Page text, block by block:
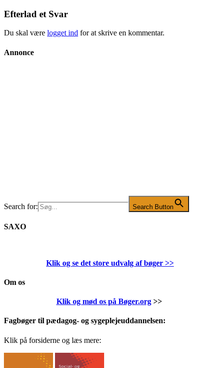
Efterlad et Svar
Du skal være logget ind for at skrive en kommentar.
Annonce
Search for: Search Button
SAXO
Klik og se det store udvalg af bøger >>
Om os
Klik og mød os på Bøger.org>>
Fagbøger til pædagog- og sygeplejeuddannelsen:
Klik på forsiderne og læs mere: